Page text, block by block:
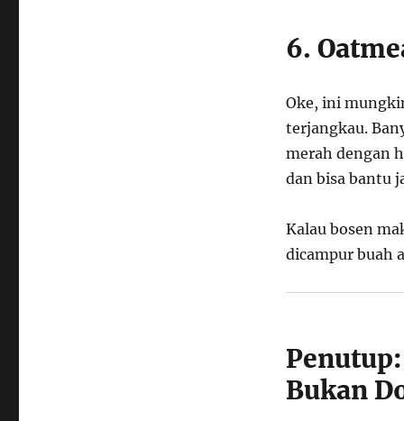
6.
Oke, ini
terjangkau.
merah dengan
dan bisa bantu
Kalau bosen
dicampur buah
Bukan